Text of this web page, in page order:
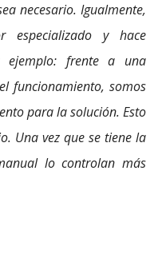
necesario. Igualmente,
especializado y hace
ejemplo: frente a una
funcionamiento, somos
para la solución. Esto
Una vez que se tiene la
lo controlan más